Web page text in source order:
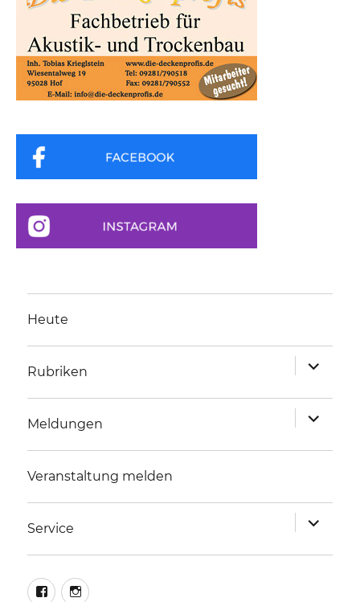
Heute
Rubriken
anzeigen
Meldungen
anzeigen
Veranstaltung melden
Service
anzeigen
facebookinstagram